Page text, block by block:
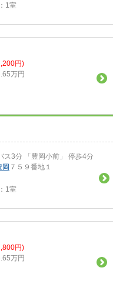
1室
円)
万円
ス3分 「豊岡小前」 停歩4分
岡 ７５９番地１
1室
円)
万円